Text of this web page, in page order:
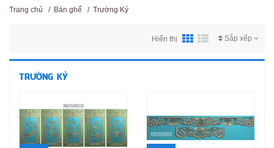
Trang chủ / Bàn ghế / Trường Kỷ
Sắp xếp
Hiển thị
TRƯỜNG KỶ